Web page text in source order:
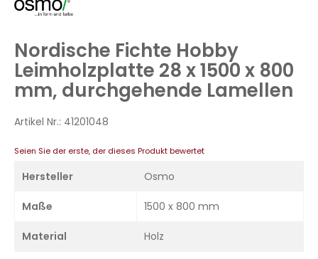
Anfang
springen
Nordische Fichte Hobby
Leimholzplatte 28 x 1500 x 800
mm, durchgehende Lamellen
Artikel Nr.: 41201048
Seien Sie der erste, der dieses Produkt bewertet
Hersteller Osmo
Maße 1500 x 800 mm
Material Holz